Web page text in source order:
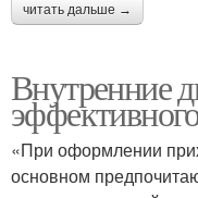
читать дальше →
Внутренние
«При оформлении
основном